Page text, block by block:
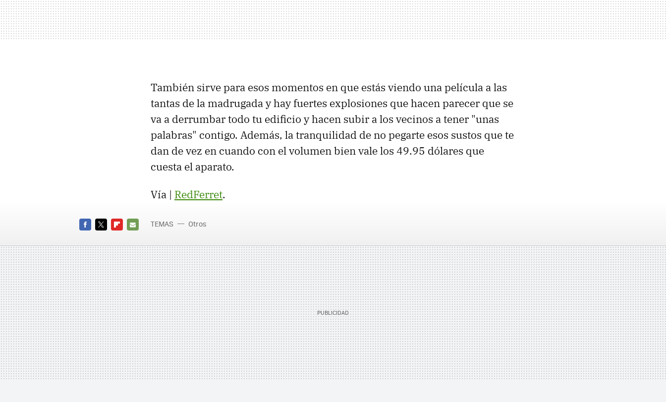
También sirve para esos momentos en que estás viendo una película a las
tantas de la madrugada y hay fuertes explosiones que hacen parecer que se
va a derrumbar todo tu edificio y hacen subir a los vecinos a tener "unas
palabras" contigo. Además, la tranquilidad de no pegarte esos sustos que te
dan de vez en cuando con el volumen bien vale los 49.95 dólares que
cuesta el aparato.
Vía | RedFerret.
MAIL
TEMAS Otros